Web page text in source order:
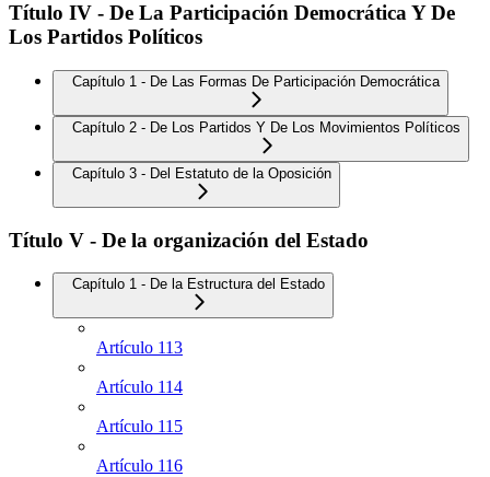
Título IV - De La Participación Democrática Y De
Los Partidos Políticos
Capítulo 1 - De Las Formas De Participación Democrática
Capítulo 2 - De Los Partidos Y De Los Movimientos Políticos
Capítulo 3 - Del Estatuto de la Oposición
Título V - De la organización del Estado
Capítulo 1 - De la Estructura del Estado
Artículo 113
Artículo 114
Artículo 115
Artículo 116